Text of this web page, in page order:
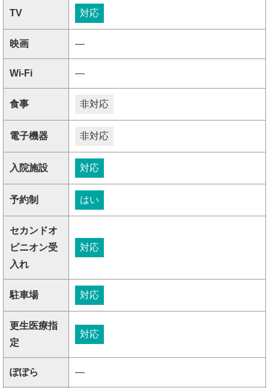
TV 対応
映画 ―
Wi-Fi ―
食事 非対応
電子機器 非対応
入院施設 対応
予約制 はい
セカンドオ
ピニオン受
入れ
対応
駐車場 対応
更生医療指
定
対応
ぽぽら ―